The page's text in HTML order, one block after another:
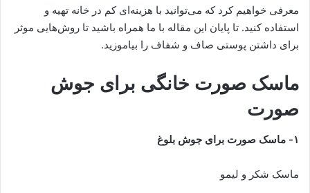
معرفی خواهیم کرد که می‌توانید با هزینه‌ای کم در خانه تهیه و
استفاده کنید. تا پایان این مقاله با ما همراه باشید تا روش‌هایی موثر
برای داشتن پوستی صاف و شفاف را بیاموزید.
ماسک صورت خانگی برای جوش
صورت
۱- ماسک صورت برای جوش بلوغ
ماسک شکر و لیمو